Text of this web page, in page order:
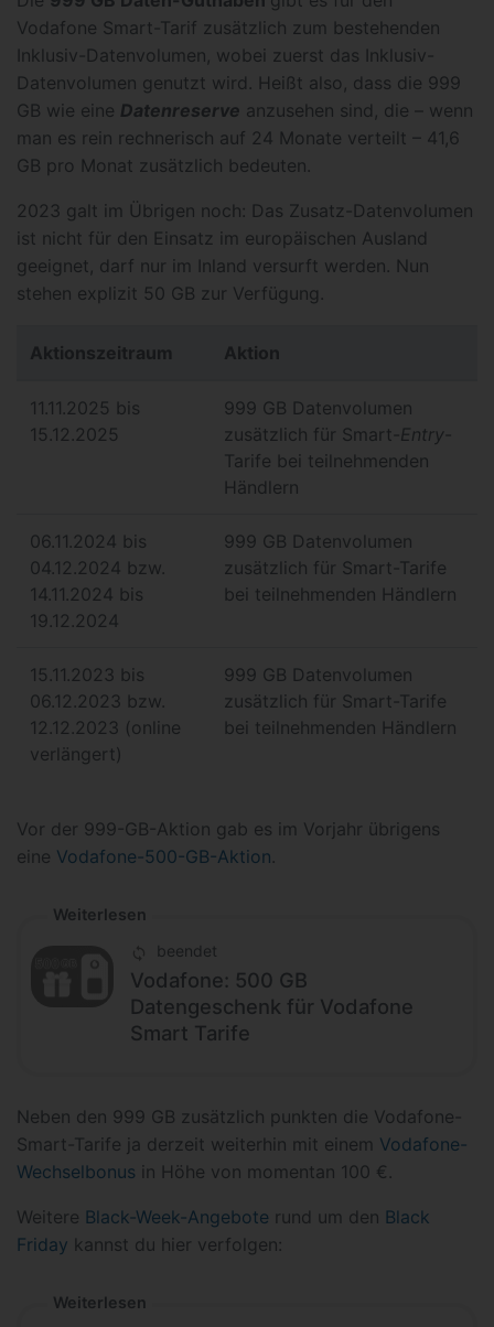
Vodafone Smart-Tarif zusätzlich zum bestehenden
Inklusiv-Datenvolumen, wobei zuerst das Inklusiv-
Datenvolumen genutzt wird. Heißt also, dass die 999
GB wie eine Datenreserve anzusehen sind, die – wenn
man es rein rechnerisch auf 24 Monate verteilt – 41,6
GB pro Monat zusätzlich bedeuten.
2023 galt im Übrigen noch: Das Zusatz-Datenvolumen
ist nicht für den Einsatz im europäischen Ausland
geeignet, darf nur im Inland versurft werden. Nun
stehen explizit 50 GB zur Verfügung.
Aktionszeitraum Aktion
11.11.2025 bis
15.12.2025
999 GB Datenvolumen
zusätzlich für Smart- Entry
Tarife bei teilnehmenden
Händlern
06.11.2024 bis
04.12.2024 bzw.
14.11.2024 bis
19.12.2024
999 GB Datenvolumen
zusätzlich für Smart-Tarife
bei teilnehmenden Händlern
15.11.2023 bis
06.12.2023 bzw.
12.12.2023 (online
verlängert)
999 GB Datenvolumen
zusätzlich für Smart-Tarife
bei teilnehmenden Händlern
Vor der 999-GB-Aktion gab es im Vorjahr übrigens
eine Vodafone-500-GB-Aktion.
Weiterlesen
beendet
Vodafone: 500 GB
Datengeschenk für Vodafone
Smart Tarife
Neben den 999 GB zusätzlich punkten die Vodafone-
Smart-Tarife ja derzeit weiterhin mit einem Vodafone-
Wechselbonus in Höhe von momentan 100 €.
Weitere Black-Week-Angebote rund um den Black
Friday kannst du hier verfolgen:
Weiterlesen